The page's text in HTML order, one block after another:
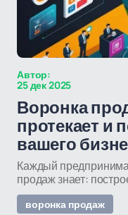
Автор:
25 дек 2025
Воронка
протекает и
вашего
Каждый
продаж знает:
воронка продаж